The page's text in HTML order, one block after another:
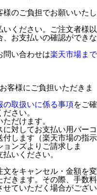
のご負担でお願いいたし
ください。ご注文者様以
お支払いの確認ができな
問い合わせは楽天市場まで
客様にご負担いただきま
の取扱いに係る事項をご確
さい。
だけます。
対してお支払い用バーコ
付します（楽天市場の指示
ンズよりご請求しま
いください。
文をキャンセル・金額を変
きます。その際、手数料
せていただく場合がござい